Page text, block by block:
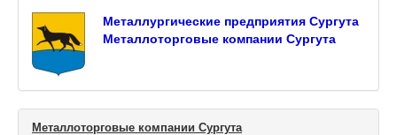
Металлургические предприятия Сургута
Металлоторговые компании Сургута
Металлоторговые компании Сургута